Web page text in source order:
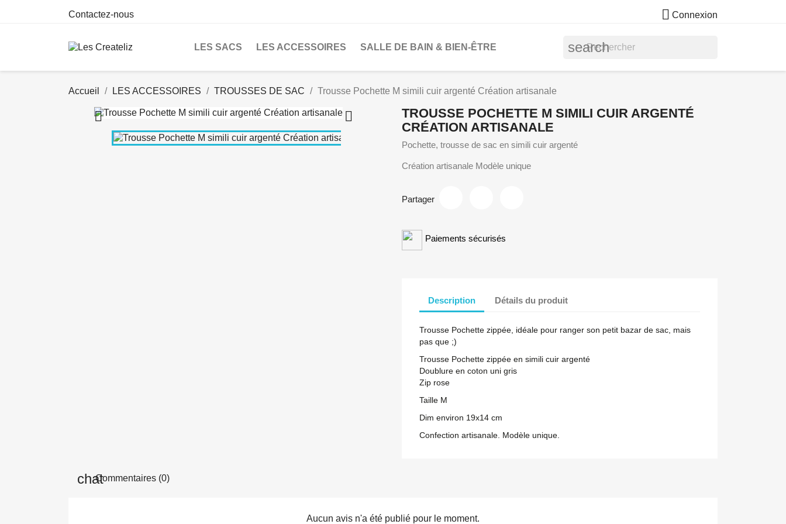
Contactez-nous  Connexion
LES SACS LES ACCESSOIRES SALLE DE BAIN & BIEN-ÊTRE search
Accueil LES ACCESSOIRES TROUSSES DE SAC Trousse Pochette M simili cuir argenté Création artisanale
 
TROUSSE POCHETTE M SIMILI CUIR ARGENTÉ
CRÉATION ARTISANALE
Pochette, trousse de sac en simili cuir argenté
Création artisanale Modèle unique
Partager
Paiements sécurisés
Description Détails du produit
Trousse Pochette zippée, idéale pour ranger son petit bazar de sac, mais
pas que ;)
Trousse Pochette zippée en simili cuir argenté
Doublure en coton uni gris
Zip rose
Taille M
Dim environ 19x14 cm
Confection artisanale. Modèle unique.
Commentaires (0)
Aucun avis n'a été publié pour le moment.